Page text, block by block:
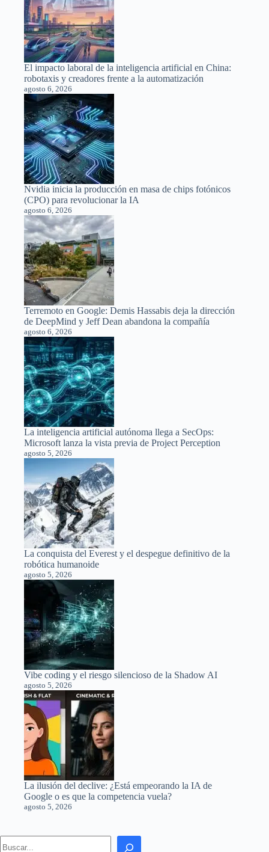
El impacto laboral de la inteligencia artificial en China:
robotaxis y creadores frente a la automatización
agosto 6, 2026
Nvidia inicia la producción en masa de chips fotónicos
(CPO) para revolucionar la IA
agosto 6, 2026
Terremoto en Google: Demis Hassabis deja la dirección
de DeepMind y Jeff Dean abandona la compañía
agosto 6, 2026
La inteligencia artificial autónoma llega a SecOps:
Microsoft lanza la vista previa de Project Perception
agosto 5, 2026
La conquista del Everest y el despegue definitivo de la
robótica humanoide
agosto 5, 2026
Vibe coding y el riesgo silencioso de la Shadow AI
agosto 5, 2026
La ilusión del declive: ¿Está empeorando la IA de
Google o es que la competencia vuela?
agosto 5, 2026